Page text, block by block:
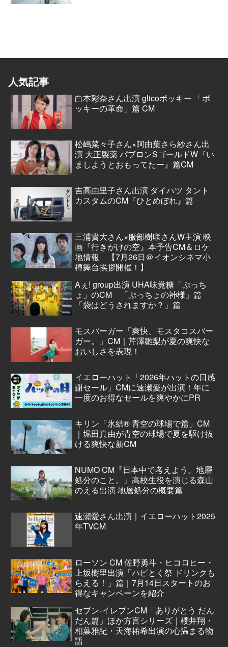
人気記事
白本彩奈さん出演 glicoポッキー 「ポ
ッキーの革命」篇 CM
松嶋菜々子さん×阿由葉さら紗さん出
演 大正製薬 パブロンSゴールドW『い
ましようとおもってたー』篇CM
吉高由里子さん出演 ダイハツ タント
カスタムのCM『ひとめぼれ』篇
三浦貴大さん×服部樹咲さんW主演 映
画『行きがけの空』本予告CM＆ロケ
地情報 【7月26日＠イオンシネマ小
樽舞台挨拶開催！】
Aぇ! group出演 UHA味覚糖「ぷっち
ょ」のCM 「ぷっちょの神様」篇
「袋はどうされますか？」篇
モスバーガー「爽快、モスタコスバー
ガー。」CM｜芹澤雛梨が夏の爽快な
おいしさを表現！
イエローハット「2026年ハットの日感
謝セール」CMに速瀬愛が出演！年に
一度のお得なセールを爽やかにPR
キリン「氷結® 青空の球場で篇」CM
｜堀田真由が青空の球場で夏を駆け抜
ける爽快な新CM
NUMO CM『日本中で考えよう。地層
処分のこと。』高校生役を演じる森山
のえる出演 地層処分の概要篇
速瀬愛さん出演｜イエローハット2025
年TVCM
ローソン CM 佐野勇斗・ヒコロヒー・
上坂樹里出演「ハピとく祭 ドリンクも
らえる！」篇｜7月14日スタートのお
得なキャンペーンを紹介
セブン‐イレブンCM「ありがとう だん
だん篇」ほか方言シリーズ｜櫻井翔・
相葉雅紀・天海祐希出演の心温まる物
語